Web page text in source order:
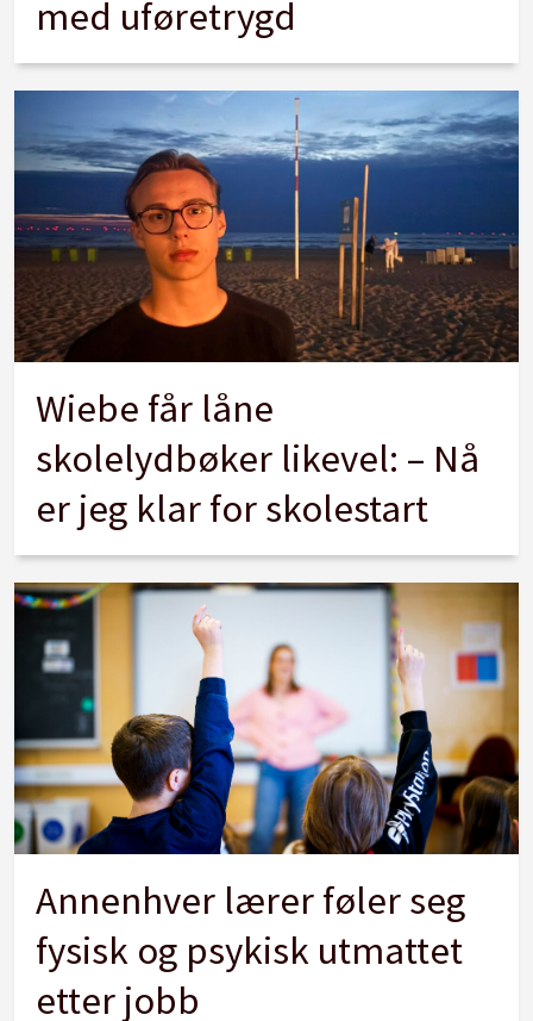
med uføretrygd
Wiebe får låne
skolelydbøker likevel: – Nå
er jeg klar for skolestart
Annenhver lærer føler seg
fysisk og psykisk utmattet
etter jobb